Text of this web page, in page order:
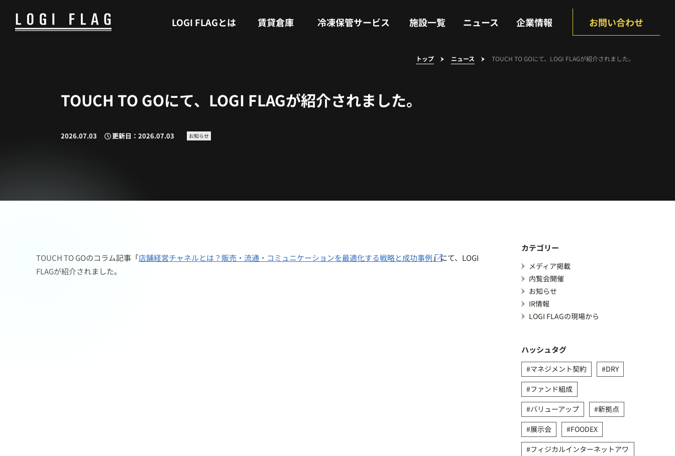
LOGI FLAGとは 賃貸倉庫 冷凍保管サービス 施設一覧 ニュース 企業情報 お問い合わせ
トップ ニュース TOUCH TO GOにて、LOGI FLAGが紹介されました。
TOUCH TO GOにて、LOGI FLAGが紹介されました。
2026.07.03 更新日：2026.07.03 お知らせ
TOUCH TO GOのコラム記事「店舗経営チャネルとは？販売・流通・コミュニケーションを最適化する戦略と成功事例 」にて、LOGI
FLAGが紹介されました。
カテゴリー
メディア掲載
内覧会開催
お知らせ
IR情報
LOGI FLAGの現場から
ハッシュタグ
マネジメント契約
DRY
ファンド組成
バリューアップ
新拠点
展示会
FOODEX
フィジカルインターネットアワ